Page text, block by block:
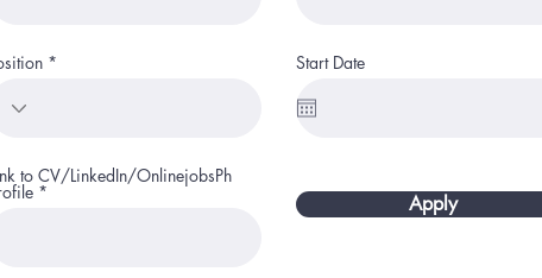
Start Date
to CV/LinkedIn/OnlinejobsPh
Apply